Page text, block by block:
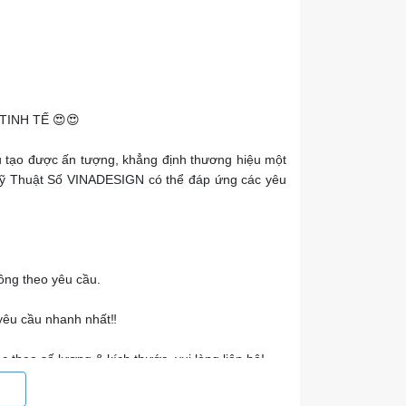
TẾ 😍😍
tạo được ấn tượng, khẳng định thương hiệu một
Số VINADESIGN có thể đáp ứng các yêu
theo yêu cầu.
cầu nhanh nhất‼️
theo số lượng & kích thước, vui lòng liên hệ!
In Ấn Quảng Cáo. Thiết Kế In Nhanh Giá Rẻ,